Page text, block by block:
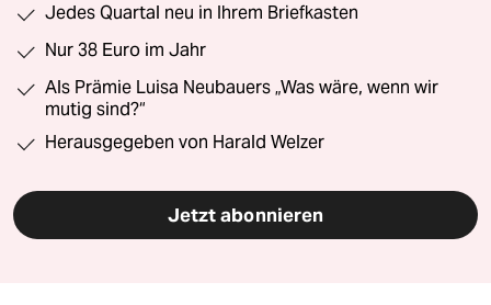
Jedes Quartal neu in Ihrem Briefkasten
Nur 38 Euro im Jahr
Als Prämie Luisa Neubauers „Was wäre, wenn wir
mutig sind?“
Herausgegeben von Harald Welzer
Jetzt abonnieren